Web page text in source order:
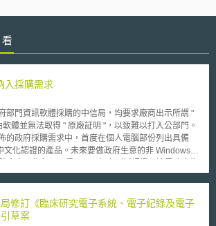
入採購需求
門資訊軟體採購的中信局，均要求廠商出示所謂 "
體並無法取得 " 原廠証明 "，以致難以打入公部門。
的政府採購需求中，首度在個人電腦部份列出具備
文化認證的產品。未來要做政府生意的非 Windows-
用而推動 Linux 相容測試，第一次明文要求， Linux-
的驅動而有助於刺激國內廠商參與測試、取得認證的
多 Linux 版本 OS、應用彼此
修訂《臨床研究電子系統、電子紀錄及電子
草案